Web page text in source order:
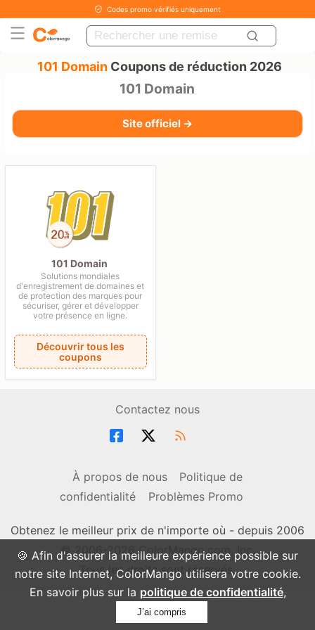
🍪 Afin d'assurer la meilleure expérience possible sur
notre site Internet, ColorMango utilisera votre cookie.
En savoir plus sur la politique de confidentialité,
J’ai compris
Codes promo vérifiés uniquement
101 Domain Coupons de réduction 2026
101 Domain
Site officiel →
101 Domain
Solutions mondiales
d'enregistrement de domaines et
de protection des marques pour
sécuriser, gérer et développer
votre présence en ligne.
Découvrir tous les
coupons
Contactez nous
À propos de nous
Politique de
confidentialité
Problèmes Promo
Obtenez le meilleur prix de n'importe où - depuis 2006
© 2006-2026 ColorMango.com, Inc.
Tous les droits sont réservés.